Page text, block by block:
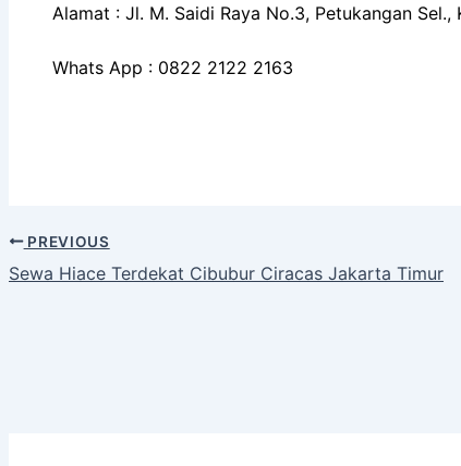
Alamat : Jl. M. Saidi Raya No.3, Petukangan
Whats App : 0822 2122 2163
PREVIOUS
Sewa Hiace Terdekat Cibubur Ciracas Jakarta Timur